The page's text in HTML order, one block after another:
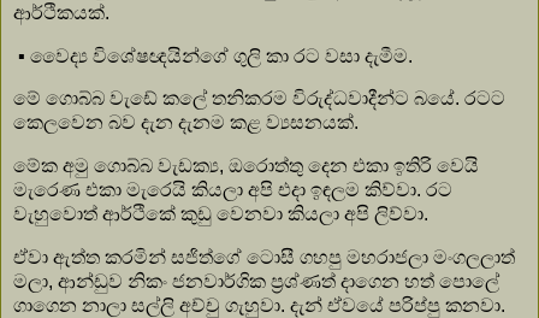
ආර්ථිකයක්.
▪️ වෛද්‍ය විශේෂඥයින්ගේ ගුලි කා රට වසා දැමීම.
මේ ගොබ්බ වැඩේ කලේ තනිකරම විරුද්ධවාදීන්ට බයේ. රටට
කෙලවෙන බව දැන දැනම කළ ව්‍යසනයක්.
මේක අමු ගොබ්බ වැඩක්‍ය, ඔරොත්තු දෙන එකා ඉතිරි වෙයි
මැරෙණ එකා මැරෙයි කියලා අපි එදා ඉඳලම කිව්වා. රට
වැහුවොත් ආර්ථිකේ කුඩු වෙනවා කියලා අපි ලිව්වා.
ඒවා ඇත්ත කරමින් සජිත්ගේ ටොසී ගහපු මහරාජලා මංගලලාත්
මලා, ආන්ඩුව නිකං ජනවාර්ගික ප්‍රශ්ණත් දාගෙන හත් පොලේ
ගාගෙන නාලා සල්ලි අච්චු ගැහුවා. දැන් ඒවයේ පරිප්පු කනවා.